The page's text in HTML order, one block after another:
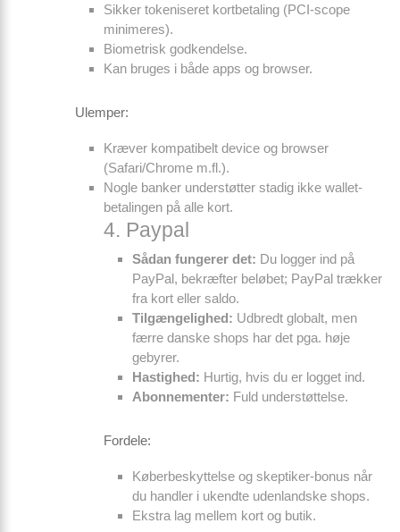
Sikker tokeniseret kortbetaling (PCI-scope
minimeres).
Biometrisk godkendelse.
Kan bruges i både apps og browser.
Ulemper:
Kræver kompatibelt device og browser
(Safari/Chrome m.fl.).
Nogle banker understøtter stadig ikke wallet-
betalingen på alle kort.
4. Paypal
Sådan fungerer det: Du log­ger ind på
PayPal, bekræfter beløbet; PayPal trækker
fra kort eller saldo.
Tilgængelighed: Udbredt globalt, men
færre danske shops har det pga. høje
gebyrer.
Hastighed: Hurtig, hvis du er logget ind.
Abonnementer: Fuld understøttelse.
Fordele:
Køberbeskyttelse og skeptiker-bonus når
du handler i ukendte udenlandske shops.
Ekstra lag mellem kort og butik.